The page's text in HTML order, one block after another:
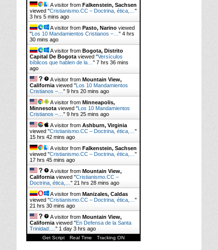
A visitor from Falkenstein, Sachsen
viewed "Cristianismo.CC – Doctrina, ética,… "
3 hrs 5 mins ago
A visitor from Pasto, Narino viewed
"Los 10 Mandamientos Cristianos –… " 4 hrs
30 mins ago
A visitor from Bogota, Distrito
Capital De Bogota viewed "Versículos
bíblicos que hablen de la… " 7 hrs 36 mins
ago
A visitor from Mountain View,
California viewed "Los 10 Mandamientos
Cristianos –… " 9 hrs 20 mins ago
A visitor from Minneapolis,
Minnesota viewed "Los 10 Mandamientos
Cristianos –… " 9 hrs 25 mins ago
A visitor from Ashburn, Virginia
viewed "Cristianismo.CC – Doctrina, ética,… "
15 hrs 42 mins ago
A visitor from Falkenstein, Sachsen
viewed "Cristianismo.CC – Doctrina, ética,… "
17 hrs 45 mins ago
A visitor from Mountain View,
California viewed "Cristianismo.CC –
Doctrina, ética,… " 21 hrs 28 mins ago
A visitor from Manizales, Caldas
viewed "Cristianismo.CC – Doctrina, ética,… "
21 hrs 30 mins ago
A visitor from Mountain View,
California viewed "En Defensa de la Santa
Trinidad:… " 1 day 3 hrs ago
Get Script Real Time Tracking ON